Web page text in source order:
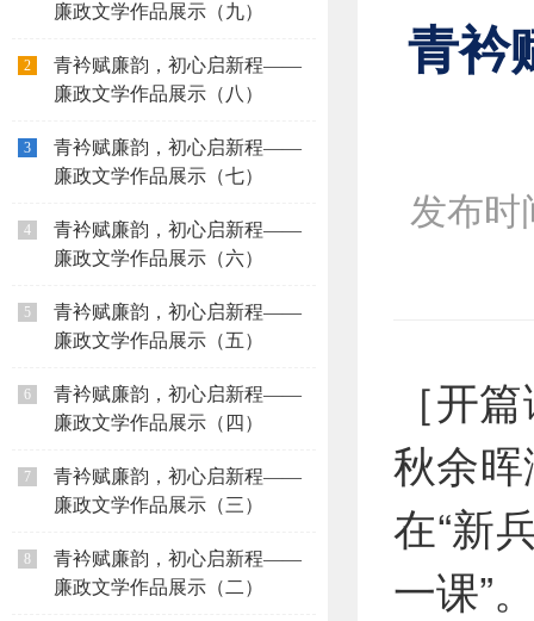
廉政文学作品展示（九）
2
青衿赋廉韵，初心启新程——
廉政文学作品展示（八）
3
青衿赋廉韵，初心启新程——
廉政文学作品展示（七）
4
青衿赋廉韵，初心启新程——
廉政文学作品展示（六）
5
青衿赋廉韵，初心启新程——
廉政文学作品展示（五）
6
青衿赋廉韵，初心启新程——
廉政文学作品展示（四）
7
青衿赋廉韵，初心启新程——
廉政文学作品展示（三）
8
青衿赋廉韵，初心启新程——
廉政文学作品展示（二）
青衿
发布时
［开
秋余
在“新
一课”